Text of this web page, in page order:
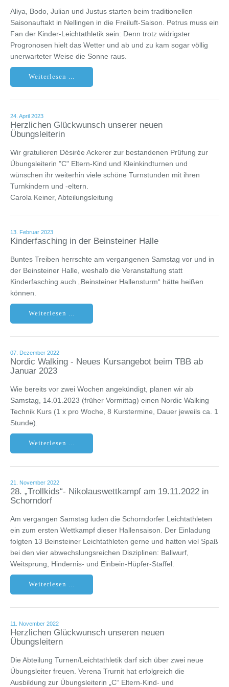
Aliya, Bodo, Julian und Justus starten beim traditionellen
Saisonauftakt in Nellingen in die Freiluft-Saison. Petrus muss ein
Fan der Kinder-Leichtathletik sein: Denn trotz widrigster
Progronosen hielt das Wetter und ab und zu kam sogar völlig
unerwarteter Weise die Sonne raus.
Weiterlesen ...
24. April 2023
Herzlichen Glückwunsch unserer neuen
Übungsleiterin
Wir gratulieren Désirée Ackerer zur bestandenen Prüfung zur
Übungsleiterin "C" Eltern-Kind und Kleinkindturnen und
wünschen ihr weiterhin viele schöne Turnstunden mit ihren
Turnkindern und -eltern.
Carola Keiner, Abteilungsleitung
13. Februar 2023
Kinderfasching in der Beinsteiner Halle
Buntes Treiben herrschte am vergangenen Samstag vor und in
der Beinsteiner Halle, weshalb die Veranstaltung statt
Kinderfasching auch „Beinsteiner Hallensturm“ hätte heißen
können.
Weiterlesen ...
07. Dezember 2022
Nordic Walking - Neues Kursangebot beim TBB ab
Januar 2023
Wie bereits vor zwei Wochen angekündigt, planen wir ab
Samstag, 14.01.2023 (früher Vormittag) einen Nordic Walking
Technik Kurs (1 x pro Woche, 8 Kurstermine, Dauer jeweils ca. 1
Stunde).
Weiterlesen ...
21. November 2022
28. „Trollkids“- Nikolauswettkampf am 19.11.2022 in
Schorndorf
Am vergangen Samstag luden die Schorndorfer Leichtathleten
ein zum ersten Wettkampf dieser Hallensaison. Der Einladung
folgten 13 Beinsteiner Leichtathleten gerne und hatten viel Spaß
bei den vier abwechslungsreichen Disziplinen: Ballwurf,
Weitsprung, Hindernis- und Einbein-Hüpfer-Staffel.
Weiterlesen ...
11. November 2022
Herzlichen Glückwunsch unseren neuen
Übungsleitern
Die Abteilung Turnen/Leichtathletik darf sich über zwei neue
Übungsleiter freuen. Verena Trurnit hat erfolgreich die
Ausbildung zur Übungsleiterin „C“ Eltern-Kind- und